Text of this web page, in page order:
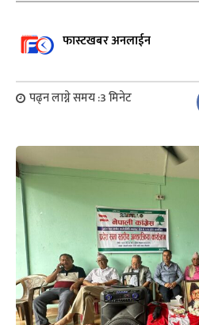
फास्टखबर अनलाईन
पढ्न लाग्ने समय :3मिनेट